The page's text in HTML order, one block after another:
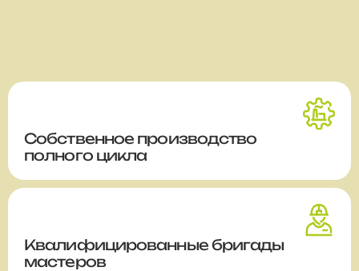
Собственное производство
полного цикла
Квалифицированные бригады
мастеров